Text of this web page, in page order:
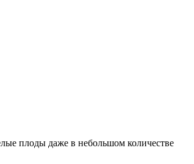
плоды даже в небольшом количестве